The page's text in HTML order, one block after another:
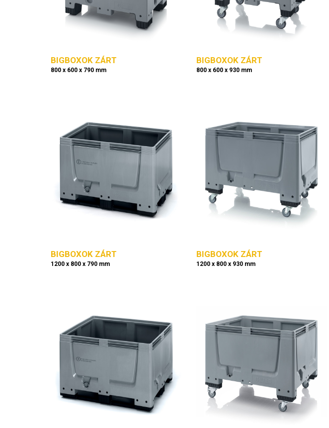
BIGBOXOK ZÁRT
800 x 600 x 790 mm
BIGBOXOK ZÁRT
800 x 600 x 930 mm
BIGBOXOK ZÁRT
1200 x 800 x 790 mm
BIGBOXOK ZÁRT
1200 x 800 x 930 mm